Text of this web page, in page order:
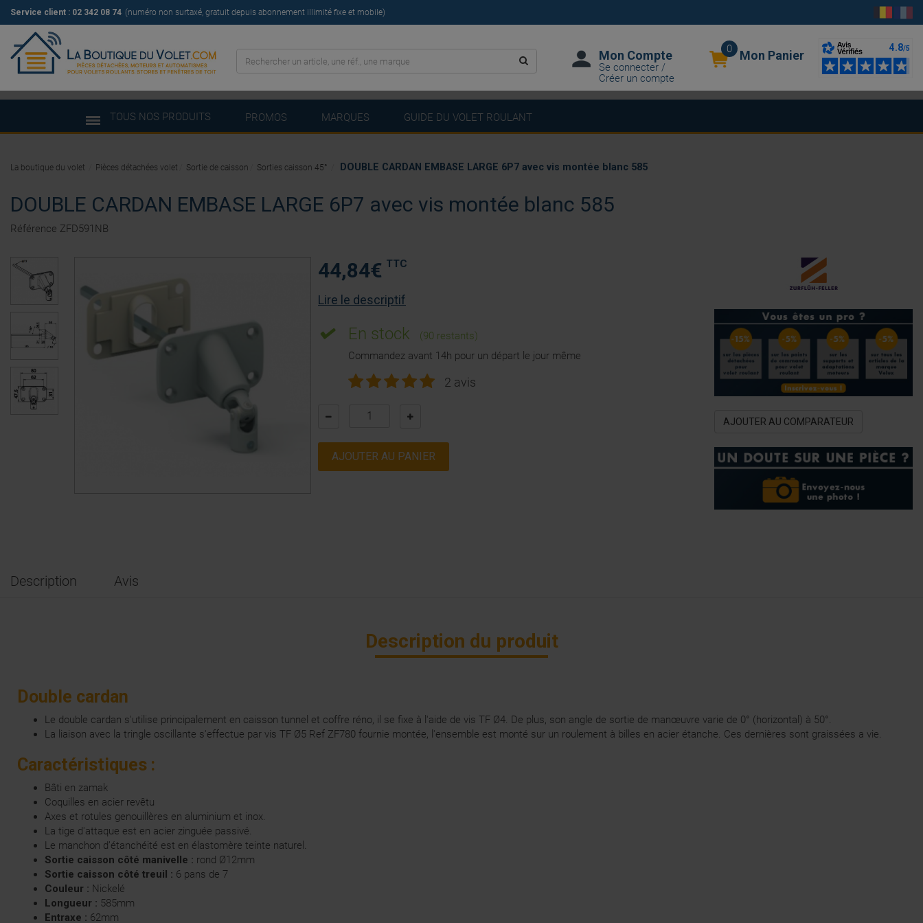
Service client : 02 342 08 74 (numéro non surtaxé, gratuit depuis abonnement illimité fixe et mobile)
Mon Compte
Se connecter /
Créer un compte
0 Mon Panier
TOUS NOS PRODUITS PROMOS MARQUES GUIDE DU VOLET ROULANT
DOUBLE CARDAN EMBASE LARGE 6P7 avec vis montée blanc 585
Référence ZFD591NB
44,84€ TTC
Lire le descriptif
En stock
(90 restants)
Commandez avant 14h pour un départ le jour même
2 avis
AJOUTER AU PANIER
AJOUTER AU COMPARATEUR
Description Avis
Description du produit
Double cardan
Le double cardan s'utilise principalement en caisson tunnel et coffre réno, il se fixe à l'aide de vis TF Ø4. De plus, son angle de sortie de manœuvre varie de 0° (horizontal) à 50°.
La liaison avec la tringle oscillante s'effectue par vis TF Ø5 Ref ZF780 fournie montée, l'ensemble est monté sur un roulement à billes en acier étanche. Ces dernières sont graissées a vie.
Caractéristiques :
Bâti en zamak
Coquilles en acier revêtu
Axes et rotules genouillères en aluminium et inox.
La tige d'attaque est en acier zinguée passivé.
Le manchon d’étanchéité est en élastomère teinte naturel.
Sortie caisson côté manivelle : rond Ø12mm
Sortie caisson côté treuil : 6 pans de 7
Couleur : Nickelé
Longueur : 585mm
Entraxe : 62mm
La boutique du volet Pièces détachées volet Sortie de caisson Sorties caisson 45° DOUBLE CARDAN EMBASE LARGE 6P7 avec vis montée blanc 585